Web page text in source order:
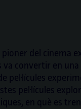
del cinema
va convertir en
pel·lícules
pel·lícules
en què es